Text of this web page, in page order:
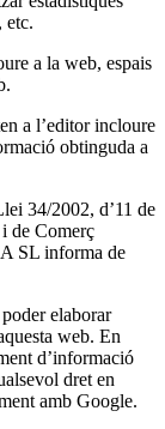
etc.
a la web, espais
a l’editor incloure
obtinguda a
34/2002, d’11 de
de Comerç
SL informa de
elaborar
web. En
d’informació
dret en
amb Google.